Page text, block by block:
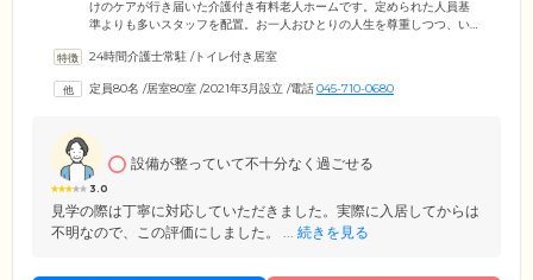
けのケアが行き届いた介護付き有料老人ホームです。定められた人員基
準よりも多いスタッフを配置。お一人おひとりの人生を尊重しつつ、い
ろん、対話を通じての精神的なサポートにも努めています。また、訪問
ニックなどの協力医療機関も充実していて安心。さらに、ケアマネジャ
24時間介護士常駐 /トイレ付き居室
定員80名 /居室80室 /2021年3月設立 /電話045-710-0680
3.0
設備が整っていて不十分なく過ごせる
見学の際は丁寧に対応していただきました。実際に入居してからは
不明なので、この評価にしました。 ... 続きを見る